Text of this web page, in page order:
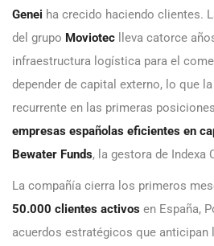
Genei ha crecido haciendo clientes.
del grupo Moviotec lleva catorce
infraestructura logística para el
depender de capital externo, lo que
recurrente en las primeras
empresas españolas eficientes en
Bewater Funds, la gestora de Indexa
La compañía cierra los primeros
50.000 clientes activos en España,
acuerdos estratégicos que anticipan